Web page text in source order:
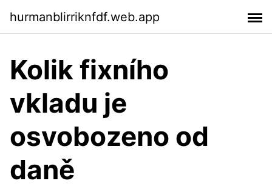
hurmanblirriknfdf.web.app
Kolik fixního
vkladu je
osvobozeno od
daně